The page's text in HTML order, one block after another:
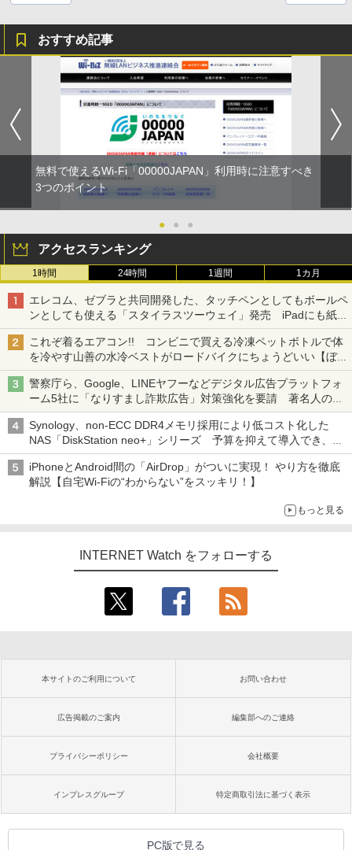
おすすめ記事
無料で使えるWi-Fi「00000JAPAN」利用時に注意すべき
3つのポイント
● ● ●
アクセスランキング
1時間 24時間 1週間 1カ月
エレコム、ゼブラと共同開発した、タッチペンとしてもボールペ
ンとしても使える「スタイラスツーウェイ」発売 iPadにも紙に
も、持ち替えずに書き込める
これぞ着るエアコン!! コンビニで買える冷凍ペットボトルで体
を冷やす山善の水冷ベストがロードバイクにちょうどいい【ぼっ
ち・ざ・ろーど！その14】【空いた時間でなにしてる？】
警察庁ら、Google、LINEヤフーなどデジタル広告プラットフォ
ーム5社に「なりすまし詐欺広告」対策強化を要請 著名人の写
真や映像を使った投資詐欺などへの対策として
Synology、non-ECC DDR4メモリ採用により低コスト化した
NAS「DiskStation neo+」シリーズ 予算を抑えて導入でき、
ECCメモリへのアップグレードも可能
iPhoneとAndroid間の「AirDrop」がついに実現！ やり方を徹底
解説【自宅Wi-Fiの“わからない”をスッキリ！】
もっと見る
INTERNET Watch をフォローする
本サイトのご利用について お問い合わせ
広告掲載のご案内 編集部へのご連絡
プライバシーポリシー 会社概要
インプレスグループ 特定商取引法に基づく表示
PC版で見る